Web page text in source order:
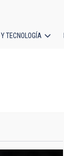
TECNOLOGÍA